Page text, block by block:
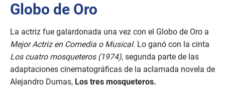
Globo de Oro
La actriz fue galardonada una vez con el Globo de Oro a
Mejor Actriz en Comedia o Musical. Lo ganó con la cinta
Los cuatro mosqueteros (1974), segunda parte de las
adaptaciones cinematográficas de la aclamada novela de
Alejandro Dumas, Los tres mosqueteros.